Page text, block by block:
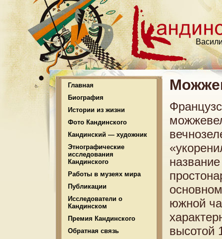
Главная
Биография
Истории из жизни
Фото Кандинского
Кандинский — художник
Этнографические
исследования
Кандинского
Работы в музеях мира
Публикации
Исследователи о
Кандинском
Премия Кандинского
Обратная связь
южной